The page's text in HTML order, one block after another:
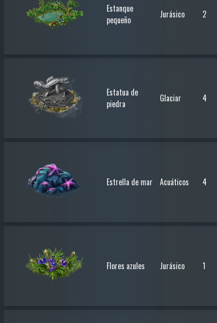
Estanque
pequeño
Jurásico 2
Estatua de
piedra
Glaciar 4
Estrella de mar Acuáticos 4
Flores azules Jurásico 1